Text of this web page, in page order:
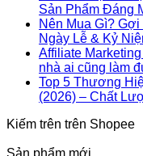
Sản Phẩm Đáng
Nên Mua Gì?
Ngày Lễ & Kỷ
Affiliate
nhà ai cũng làm
Top 5 Thương
(2026) – Chất
Kiếm trên trên Shopee